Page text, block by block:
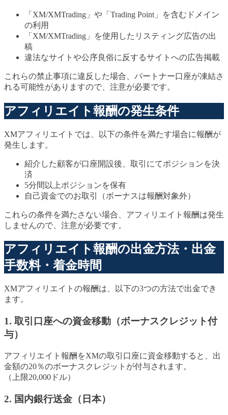
「XM/XMTrading」や「Trading Point」を含むドメイン
の利用
「XM/XMTrading」を使用したリスティング広告の出
稿
違法なサイトや公序良俗に反するサイトへの広告掲載
これらの禁止事項に違反した場合、パートナー口座が凍結さ
れる可能性がありますので、注意が必要です。
アフィリエイト報酬の発生条件
XMアフィリエイトでは、以下の条件を満たす場合に報酬が
発生します。
紹介した顧客が口座開設後、取引にてポジションを決
済
5分間以上ポジションを保有
自己資金でのお取引（ボーナスは報酬対象外）
これらの条件を満たさない場合、アフィリエイト報酬は発生
しませんので、注意が必要です。
アフィリエイト報酬の出金方法・出金
手数料・着金時間
XMアフィリエイトの報酬は、以下の3つの方法で出金でき
ます。
1. 取引口座への資金移動（ボーナスクレジット付
与）
アフィリエイト報酬をXMの取引口座に資金移動すると、出
金額の20％のボーナスクレジットが付与されます。
（上限20,000ドル）
2. 国内銀行送金（日本）